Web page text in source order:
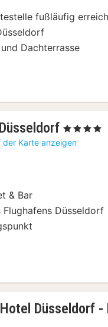
fußläufig
Dachterrasse
3
Nächte
, 4 Sterne
der Karte anzeigen
& Bar
Flughafens Düsseldorf
Düsseldorf -